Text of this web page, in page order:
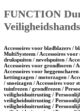
FUNCTION
Accessoires voor bladblazers /
MultiSysteem / Accessoires
drukspuiten / nevelspuiten /
Accessoires voor grondboren /
Accessoires voor
kettingzagen / motorzagen /
/ snoeizagen / Accessoires voor
tuinfrezen / grondfrezen /
veiligheidsuitrusting /
veiligheidsuitrusting /
veiligheidsuitrusting /